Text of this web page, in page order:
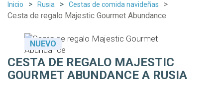
Inicio Rusia Cestas de comida navideñas
Cesta de regalo Majestic Gourmet Abundance
NUEVO
CESTA DE REGALO MAJESTIC
GOURMET ABUNDANCE A RUSIA